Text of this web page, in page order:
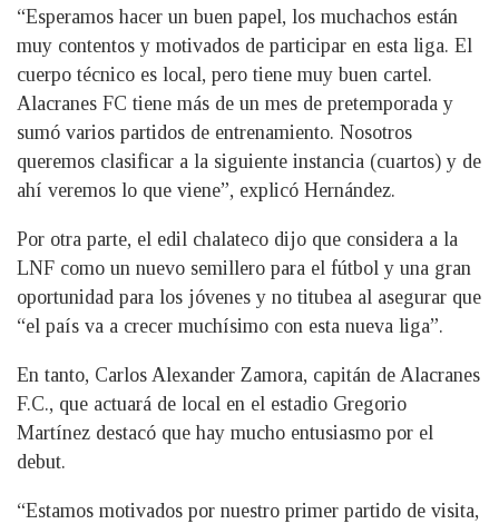
“Esperamos hacer un buen papel, los muchachos están
muy contentos y motivados de participar en esta liga. El
cuerpo técnico es local, pero tiene muy buen cartel.
Alacranes FC tiene más de un mes de pretemporada y
sumó varios partidos de entrenamiento. Nosotros
queremos clasificar a la siguiente instancia (cuartos) y de
ahí veremos lo que viene”, explicó Hernández.
Por otra parte, el edil chalateco dijo que considera a la
LNF como un nuevo semillero para el fútbol y una gran
oportunidad para los jóvenes y no titubea al asegurar que
“el país va a crecer muchísimo con esta nueva liga”.
En tanto, Carlos Alexander Zamora, capitán de Alacranes
F.C., que actuará de local en el estadio Gregorio
Martínez destacó que hay mucho entusiasmo por el
debut.
“Estamos motivados por nuestro primer partido de visita,